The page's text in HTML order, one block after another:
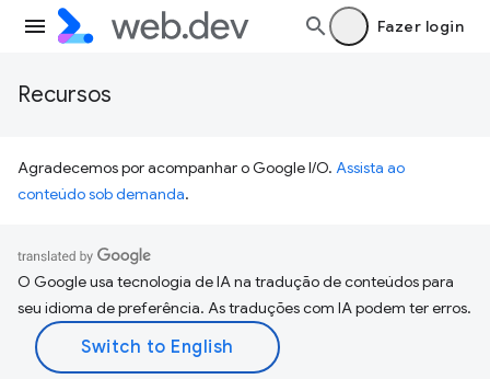
Fazer login
Recursos
Agradecemos por acompanhar o Google I/O. Assista ao
conteúdo sob demanda.
O Google usa tecnologia de IA na tradução de conteúdos para
seu idioma de preferência. As traduções com IA podem ter erros.